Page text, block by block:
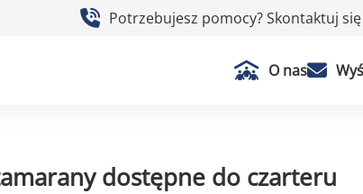
Potrzebujesz pomocy? Skontaktuj
O nas
dostępne do czarteru